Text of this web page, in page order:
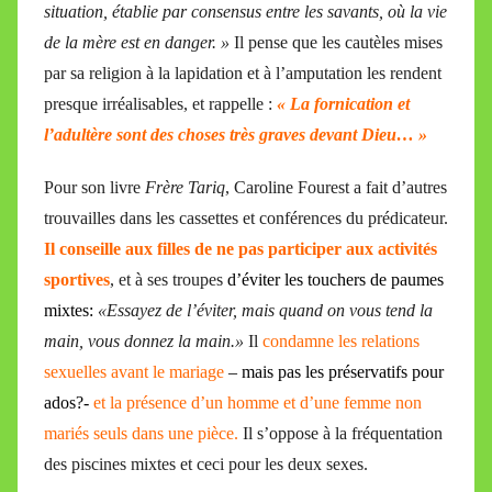
situation, établie par consensus entre les savants, où la vie
de la mère est en danger. » Il pense que les cautèles mises
par sa religion à la lapidation et à l’amputation les rendent
presque irréalisables, et rappelle : « La fornication et
l’adultère sont des choses très graves devant Dieu… »
Pour son livre Frère Tariq, Caroline Fourest a fait d’autres
trouvailles dans les cassettes et conférences du prédicateur.
Il conseille aux filles de ne pas participer aux activités
sportives, et à ses troupes d’éviter les touchers de paumes
mixtes: «Essayez de l’éviter, mais quand on vous tend la
main, vous donnez la main.» Il condamne les relations
sexuelles avant le mariage – mais pas les préservatifs pour
ados?- et la présence d’un homme et d’une femme non
mariés seuls dans une pièce. Il s’oppose à la fréquentation
des piscines mixtes et ceci pour les deux sexes.